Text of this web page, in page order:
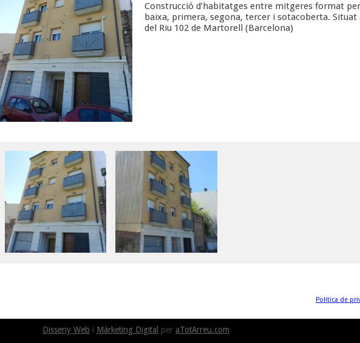
Construcció d’habitatges entre mitgeres format
baixa, primera, segona, tercer i sotacoberta. Situat
del Riu 102 de Martorell (Barcelona)
Política de
Disseny Web i Màrketing Digital per aTotArreu.com